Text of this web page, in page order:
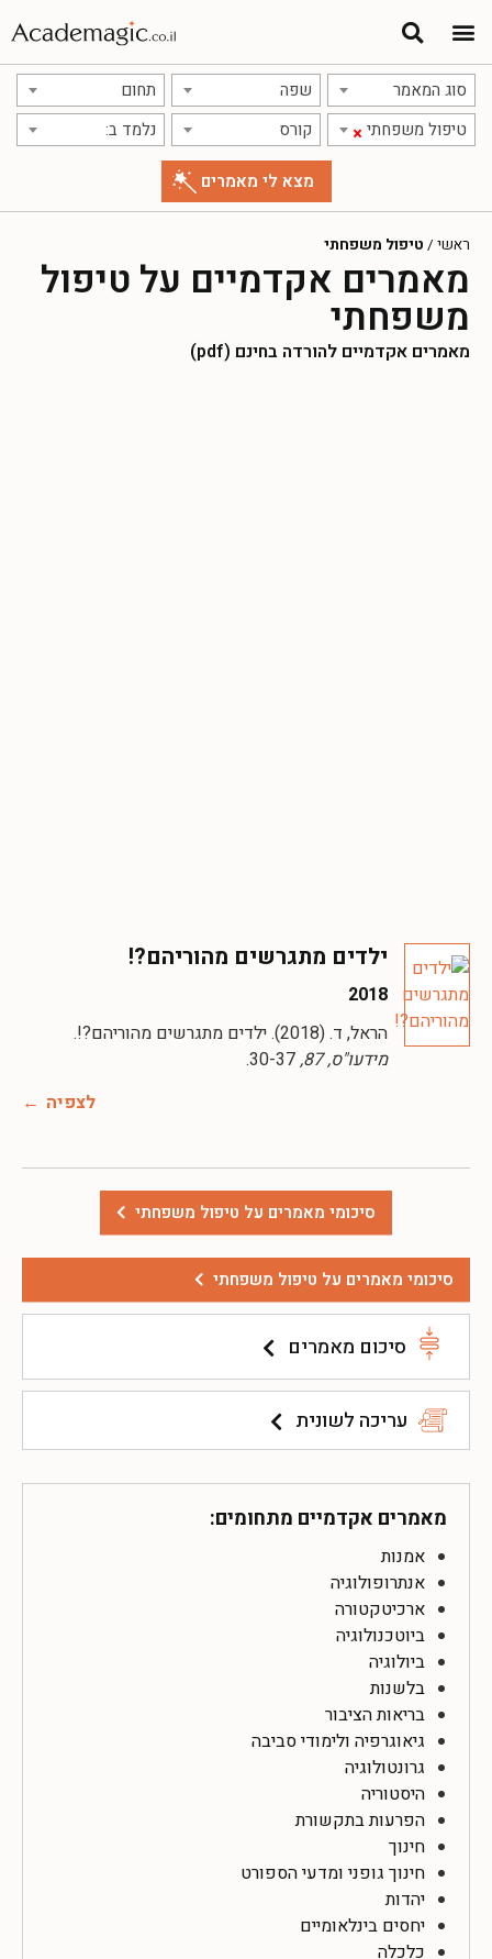
סוג המאמר שפה תחום
× טיפול משפחתי קורס נלמד ב:
סיכומי מאמרים על טיפול משפחתי
סיכום מאמרים
עריכה לשונית
מאמרים אקדמיים מתחומים:
אמנות
אנתרופולוגיה
ארכיטקטורה
ביוטכנולוגיה
ביולוגיה
בלשנות
בריאות הציבור
גיאוגרפיה ולימודי סביבה
גרונטולוגיה
היסטוריה
הפרעות בתקשורת
חינוך
חינוך גופני ומדעי הספורט
יהדות
יחסים בינלאומיים
כלכלה
ראשי / טיפול משפחתי
מאמרים אקדמיים על טיפול
משפחתי
מאמרים אקדמיים להורדה בחינם (pdf)
ילדים מתגרשים מהוריהם?!
2018
הראל, ד. (2018). ילדים מתגרשים מהוריהם?!.
מידעו"ס, 87,
לצפיה
סיכומי מאמרים על טיפול משפחתי